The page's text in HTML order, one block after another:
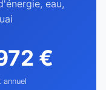
eau,
€
annuel